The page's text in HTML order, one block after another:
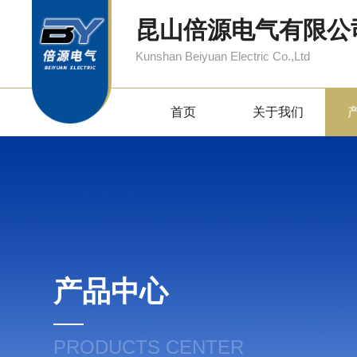
昆山倍源电气有限公
Kunshan Beiyuan Electric Co.,Ltd
首页 关于我们
产品中心
PRODUCTS CENTER